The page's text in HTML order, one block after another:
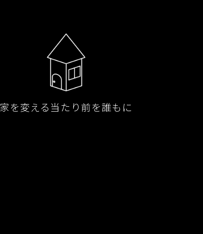
家を変える当たり前を誰もに